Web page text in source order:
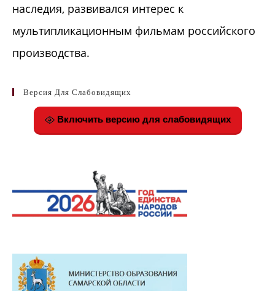
наследия, развивался интерес к
мультипликационным фильмам российского
производства.
Версия Для Слабовидящих
Включить версию для слабовидящих